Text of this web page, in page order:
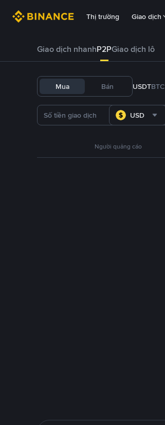
Thị trường Giao dịch
Giao dịch nhanhP2PGiao dịch lô
Mua Bán USDTBTC
USD
Người quảng cáo